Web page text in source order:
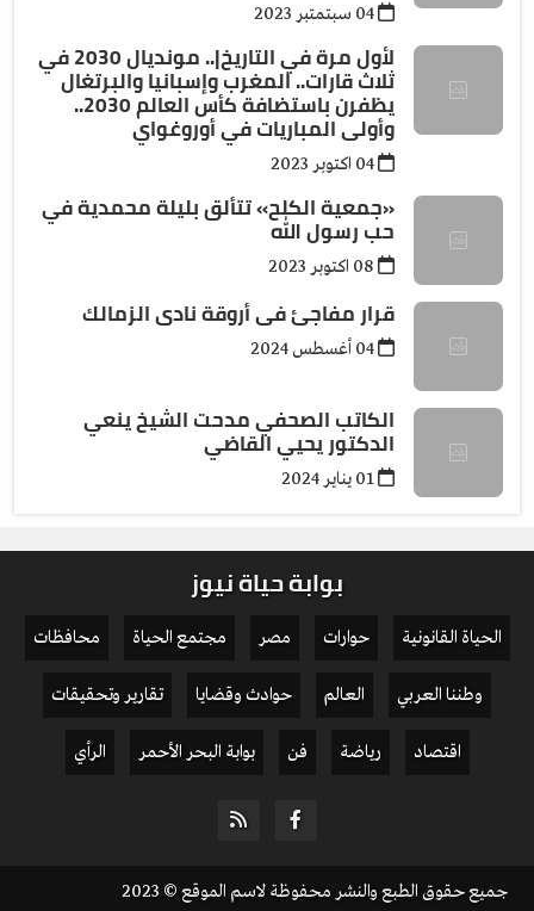
لأول مرة في التاريخ|.. مونديال 2030 في
ثلاث قارات.. المغرب وإسبانيا والبرتغال
يظفرن باستضافة كأس العالم 2030..
وأولى المباريات في أوروغواي
«جمعية الكلح» تتألق بليلة محمدية في
حب رسول الله
قرار مفاجئ فى أروقة نادى الزمالك
الكاتب الصحفي مدحت الشيخ ينعي
الدكتور يحيي القاضي
بوابة حياة نيوز
الحياة القانونية حوارات مصر مجتمع الحياة
محافظات
وطننا العربي
العالم حوادث وقضايا
تقارير وتحقيقات
اقتصاد
رياضة فن بوابة البحر الأحمر الرأي
جميع حقوق الطبع والنشر محفوظة لاسم الموقع © 2023